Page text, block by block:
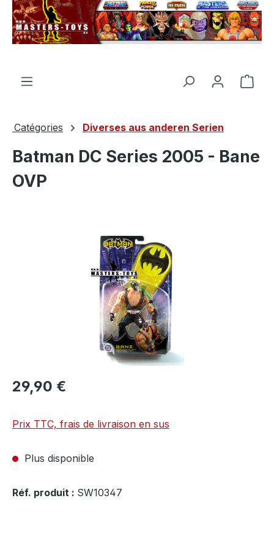
principal
Le
Catégories Diverses aus anderen Serien
Batman DC Series 2005 - Bane
OVP
Ignorer la galerie d'images
29,90 €
Prix TTC, frais de livraison en sus
Plus disponible
Réf. produit : SW10347